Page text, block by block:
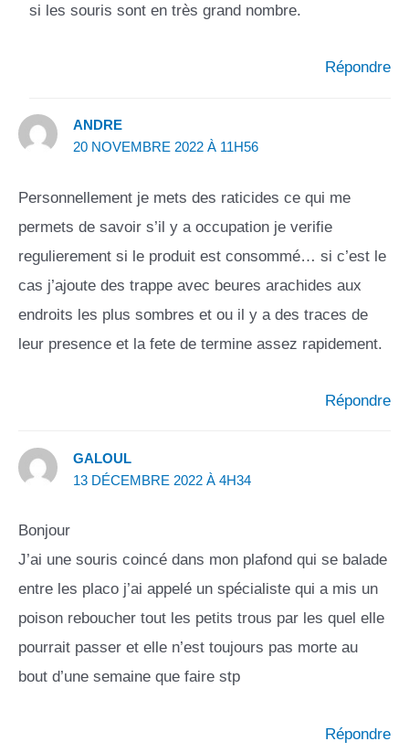
si les souris sont en très grand nombre.
Répondre
ANDRE
20 NOVEMBRE 2022 À 11H56
Personnellement je mets des raticides ce qui me
permets de savoir s’il y a occupation je verifie
regulierement si le produit est consommé… si c’est le
cas j’ajoute des trappe avec beures arachides aux
endroits les plus sombres et ou il y a des traces de
leur presence et la fete de termine assez rapidement.
Répondre
GALOUL
13 DÉCEMBRE 2022 À 4H34
Bonjour
J’ai une souris coincé dans mon plafond qui se balade
entre les placo j’ai appelé un spécialiste qui a mis un
poison reboucher tout les petits trous par les quel elle
pourrait passer et elle n’est toujours pas morte au
bout d’une semaine que faire stp
Répondre